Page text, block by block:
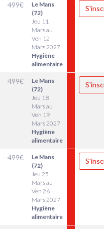
499€
Le Mans
(72)
Jeu 11
Mars au
Ven 12
Mars 2027
Hygiène
alimentaire
499€
Le Mans
(72)
Jeu 18
Mars au
Ven 19
Mars 2027
Hygiène
alimentaire
499€
Le Mans
(72)
Jeu 25
Mars au
Ven 26
Mars 2027
Hygiène
alimentaire